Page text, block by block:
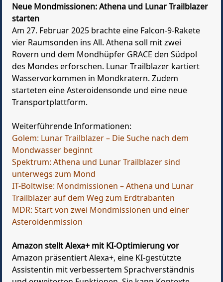
Neue Mondmissionen: Athena und Lunar Trailblazer
starten
Am 27. Februar 2025 brachte eine Falcon-9-Rakete
vier Raumsonden ins All. Athena soll mit zwei
Rovern und dem Mondhüpfer GRACE den Südpol
des Mondes erforschen. Lunar Trailblazer kartiert
Wasservorkommen in Mondkratern. Zudem
starteten eine Asteroidensonde und eine neue
Transportplattform.
Weiterführende Informationen:
Golem: Lunar Trailblazer – Die Suche nach dem
Mondwasser beginnt
Spektrum: Athena und Lunar Trailblazer sind
unterwegs zum Mond
IT-Boltwise: Mondmissionen – Athena und Lunar
Trailblazer auf dem Weg zum Erdtrabanten
MDR: Start von zwei Mondmissionen und einer
Asteroidenmission
Amazon stellt Alexa+ mit KI-Optimierung vor
Amazon präsentiert Alexa+, eine KI-gestützte
Assistentin mit verbessertem Sprachverständnis